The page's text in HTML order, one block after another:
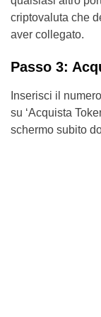
criptovaluta che
aver collegato.
Passo 3:
Inserisci il
su ‘Acquista
schermo subito